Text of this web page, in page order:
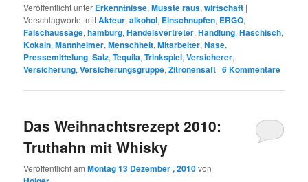
Veröffentlicht unter Erkenntnisse,Musste raus,wirtschaft |
Verschlagwortet mitAkteur,alkohol, Einschnupfen, ERGO,
Falschaussage,hamburg,Handelsvertreter,Handlung,Haschisch,
Kokain,Mannheimer,Menschheit,Mitarbeiter,Nase,
Pressemittelung,Salz,Tequila,Trinkspiel,Versicherer,
Versicherung,Versicherungsgruppe,Zitronensaft |6Kommentare
Das Weihnachtsrezept 2010:
Truthahn mit Whisky
Veröffentlicht amMontag 13 Dezember , 2010von